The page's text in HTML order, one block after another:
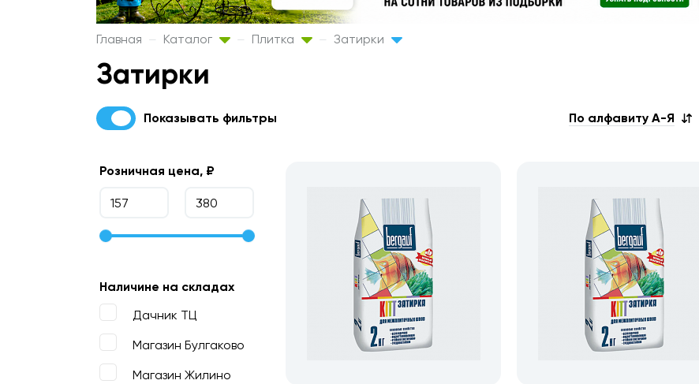
Главная Каталог Плитка Затирки
Затирки
Показывать фильтры По алфавиту А-Я
Розничная цена, ₽
Наличине на складах
Дачник ТЦ
Магазин Булгаково
Магазин Жилино